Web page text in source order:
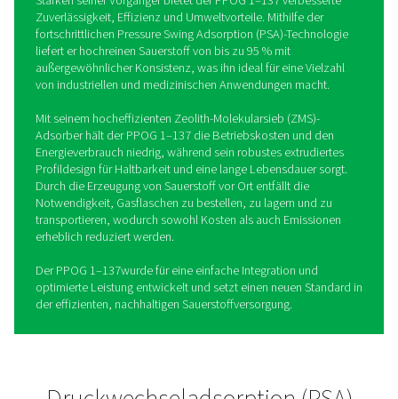
PPOG 1-137 PSA